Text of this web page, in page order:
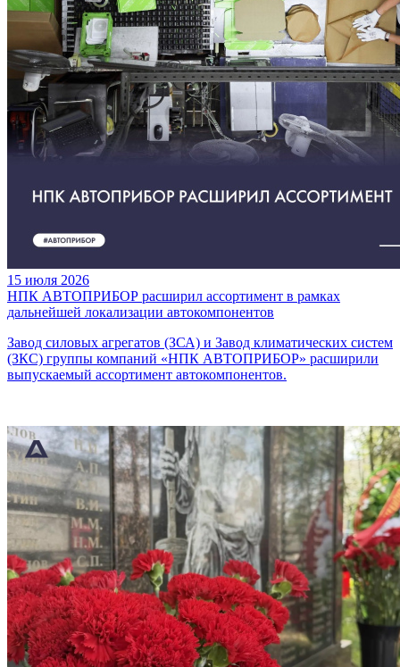
15 июля 2026
НПК АВТОПРИБОР расширил ассортимент в рамках
дальнейшей локализации автокомпонентов
Завод силовых агрегатов (ЗСА) и Завод климатических систем
(ЗКС) группы компаний «НПК АВТОПРИБОР» расширили
выпускаемый ассортимент автокомпонентов.